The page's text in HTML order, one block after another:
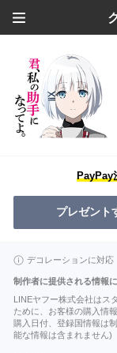
PayPay
プレゼント
デコレーションに対応
制作者に提供される情報
LINEヤフー株式会社はス
ために、お客様の購入情
購入日付、登録国情報は
能な情報は含まれません)